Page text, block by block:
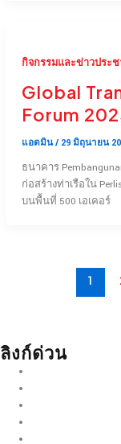
กิจกรรมและข่าวประ
Global
Forum
แอดมิน/ 29 มิถุนายน
ธนาคาร
ก่อสร้างท่าเรือใน
บนพื้นที่ 500 เอเคอร์
1
ลิงก์ด่วน